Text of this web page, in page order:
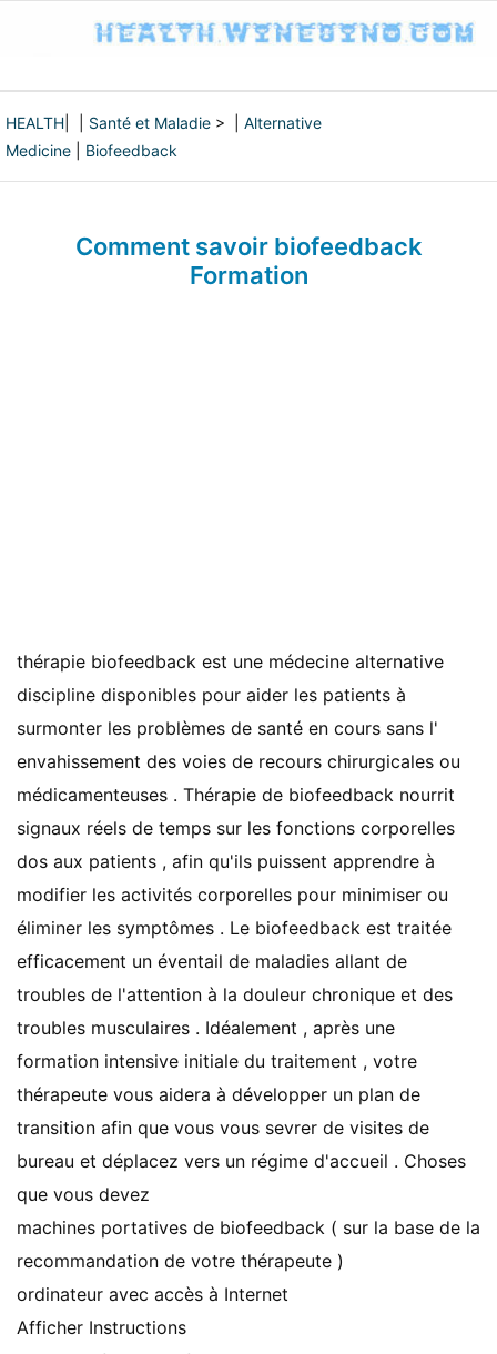
HEALTH Santé et Maladie > | Alternative
Medicine
Biofeedback
Comment savoir biofeedback
Formation
thérapie biofeedback est une médecine alternative
discipline disponibles pour aider les patients à
surmonter les problèmes de santé en cours sans l'
envahissement des voies de recours chirurgicales ou
médicamenteuses . Thérapie de biofeedback nourrit
signaux réels de temps sur les fonctions corporelles
dos aux patients , afin qu'ils puissent apprendre à
modifier les activités corporelles pour minimiser ou
éliminer les symptômes . Le biofeedback est traitée
efficacement un éventail de maladies allant de
troubles de l'attention à la douleur chronique et des
troubles musculaires . Idéalement , après une
formation intensive initiale du traitement , votre
thérapeute vous aidera à développer un plan de
transition afin que vous vous sevrer de visites de
bureau et déplacez vers un régime d'accueil . Choses
que vous devez
machines portatives de biofeedback ( sur la base de la
recommandation de votre thérapeute )
ordinateur avec accès à Internet
Afficher Instructions